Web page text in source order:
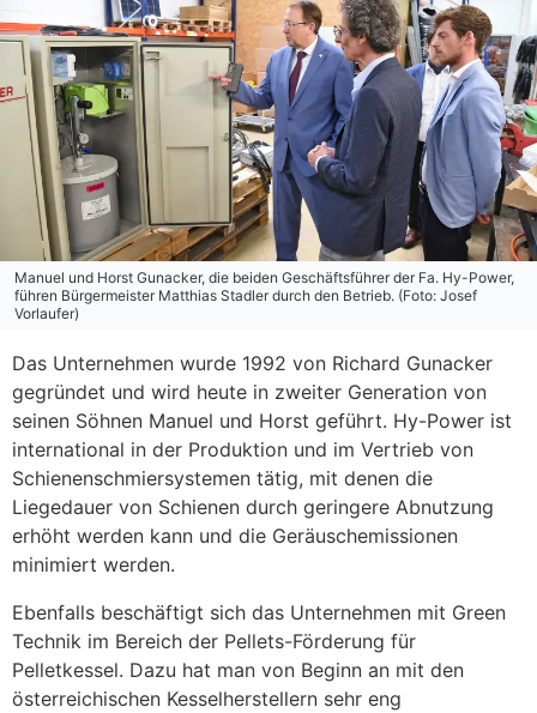
Manuel und Horst Gunacker, die beiden Geschäftsführer der Fa. Hy-Power,
führen Bürgermeister Matthias Stadler durch den Betrieb. (Foto: Josef
Vorlaufer)
Das Unternehmen wurde 1992 von Richard Gunacker
gegründet und wird heute in zweiter Generation von
seinen Söhnen Manuel und Horst geführt. Hy-Power ist
international in der Produktion und im Vertrieb von
Schienenschmiersystemen tätig, mit denen die
Liegedauer von Schienen durch geringere Abnutzung
erhöht werden kann und die Geräuschemissionen
minimiert werden.
Ebenfalls beschäftigt sich das Unternehmen mit Green
Technik im Bereich der Pellets-Förderung für
Pelletkessel. Dazu hat man von Beginn an mit den
österreichischen Kesselherstellern sehr eng